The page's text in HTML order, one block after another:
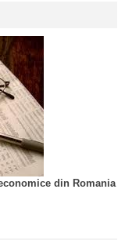
din Romania